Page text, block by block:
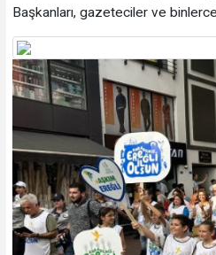
Başkanları, gazeteciler ve